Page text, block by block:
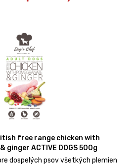
free range chicken with
ginger ACTIVE DOGS 500g
dospelých psov všetkých plemien